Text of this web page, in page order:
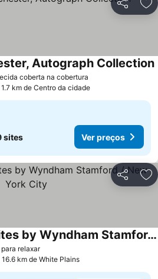
Partilhar
coberta na cobertura
Autograph Collection
km de Centro da cidade
sites Ver preços
Partilhar
relaxarVer preços
La Quinta Inn & Suites by Wyndham Stamford / New York City
km de White Plains